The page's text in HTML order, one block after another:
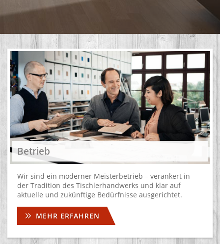
Betrieb
Wir sind ein moderner Meisterbetrieb – verankert in
der Tradition des Tischlerhandwerks und klar auf
aktuelle und zukünftige Bedürfnisse ausgerichtet.
MEHR ERFAHREN